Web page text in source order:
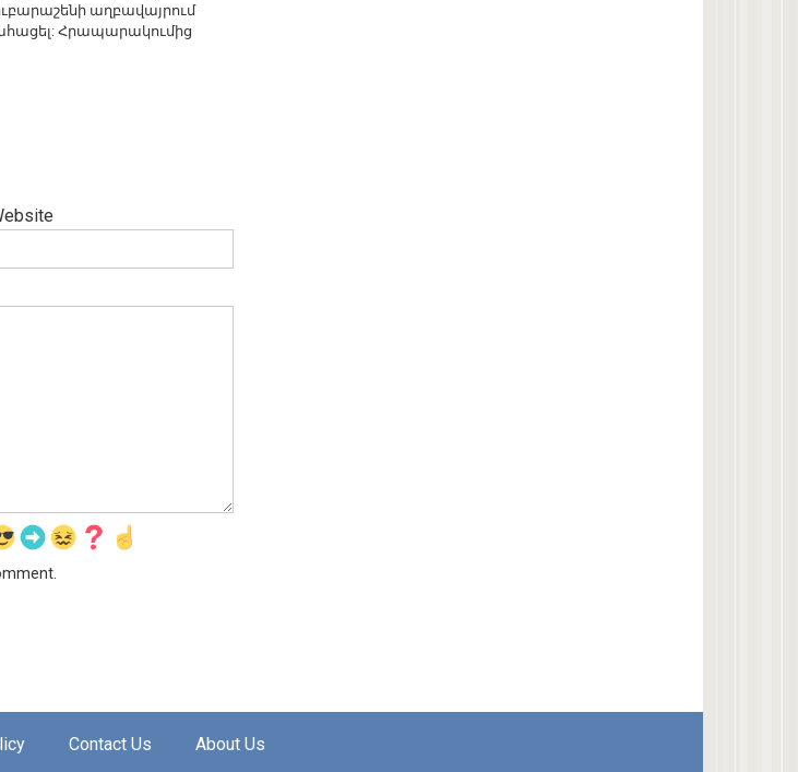
աղբավայրում
Հրապարակումից
Contact Us About Us